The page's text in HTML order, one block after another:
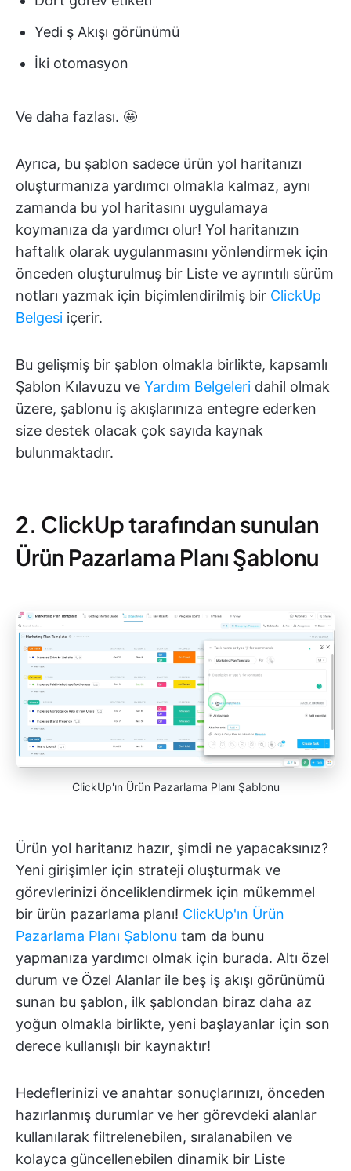
Yedi ş Akışı görünümü
İki otomasyon
Ve daha fazlası. 🤩
Ayrıca, bu şablon sadece ürün yol haritanızı
oluşturmanıza yardımcı olmakla kalmaz, aynı
zamanda bu yol haritasını uygulamaya
koymanıza da yardımcı olur! Yol haritanızın
haftalık olarak uygulanmasını yönlendirmek için
önceden oluşturulmuş bir Liste ve ayrıntılı sürüm
notları yazmak için biçimlendirilmiş bir ClickUp
Belgesi içerir.
Bu gelişmiş bir şablon olmakla birlikte, kapsamlı
Şablon Kılavuzu ve Yardım Belgeleri dahil olmak
üzere, şablonu iş akışlarınıza entegre ederken
size destek olacak çok sayıda kaynak
bulunmaktadır.
2. ClickUp tarafından sunulan
Ürün Pazarlama Planı Şablonu
ClickUp'ın Ürün Pazarlama Planı Şablonu
Ürün yol haritanız hazır, şimdi ne yapacaksınız?
Yeni girişimler için strateji oluşturmak ve
görevlerinizi önceliklendirmek için mükemmel
bir ürün pazarlama planı! ClickUp'ın Ürün
Pazarlama Planı Şablonu tam da bunu
yapmanıza yardımcı olmak için burada. Altı özel
durum ve Özel Alanlar ile beş iş akışı görünümü
sunan bu şablon, ilk şablondan biraz daha az
yoğun olmakla birlikte, yeni başlayanlar için son
derece kullanışlı bir kaynaktır!
Hedeflerinizi ve anahtar sonuçlarınızı, önceden
hazırlanmış durumlar ve her görevdeki alanlar
kullanılarak filtrelenebilen, sıralanabilen ve
kolayca güncellenebilen dinamik bir Liste